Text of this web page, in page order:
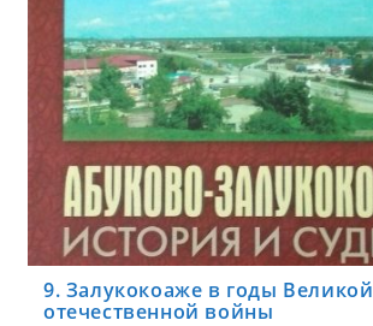
9. Залукокоаже в годы Великой
отечественной войны